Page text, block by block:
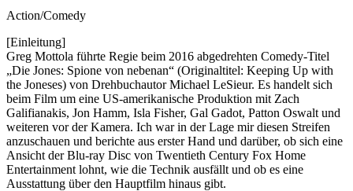
Action/Comedy
[Einleitung]
Greg Mottola führte Regie beim 2016 abgedrehten Comedy-Titel
„Die Jones: Spione von nebenan“ (Originaltitel: Keeping Up with
the Joneses) von Drehbuchautor Michael LeSieur. Es handelt sich
beim Film um eine US-amerikanische Produktion mit Zach
Galifianakis, Jon Hamm, Isla Fisher, Gal Gadot, Patton Oswalt und
weiteren vor der Kamera. Ich war in der Lage mir diesen Streifen
anzuschauen und berichte aus erster Hand und darüber, ob sich eine
Ansicht der Blu-ray Disc von Twentieth Century Fox Home
Entertainment lohnt, wie die Technik ausfällt und ob es eine
Ausstattung über den Hauptfilm hinaus gibt.